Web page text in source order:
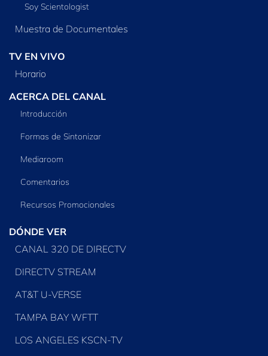
Soy Scientologist
Muestra de Documentales
TV EN VIVO
Horario
ACERCA DEL CANAL
Introducción
Formas de Sintonizar
Mediaroom
Comentarios
Recursos Promocionales
DÓNDE VER
CANAL 320 DE DIRECTV
DIRECTV STREAM
AT&T U-VERSE
TAMPA BAY WFTT
LOS ANGELES KSCN-TV